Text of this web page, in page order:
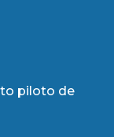
piloto de